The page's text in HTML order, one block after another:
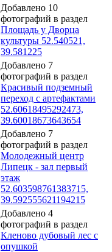
Добавлено 10
фотографий в раздел
Площадь у Дворца
культуры 52.540521,
39.581225
Добавлено 7
фотографий в раздел
Красивый подземный
переход с артефактами
52.60618495292473,
39.60018673643654
Добавлено 7
фотографий в раздел
Молодежный центр
Липецк - зал первый
этаж
52.603598761383715,
39.592555621194215
Добавлено 4
фотографий в раздел
Кленово дубовый лес с
опушкой